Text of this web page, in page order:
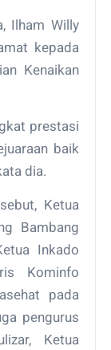
Ilham Willy
kepada
Kenaikan
prestasi
baik
dia.
Ketua
Bambang
Inkado
Kominfo
pada
pengurus
Ketua